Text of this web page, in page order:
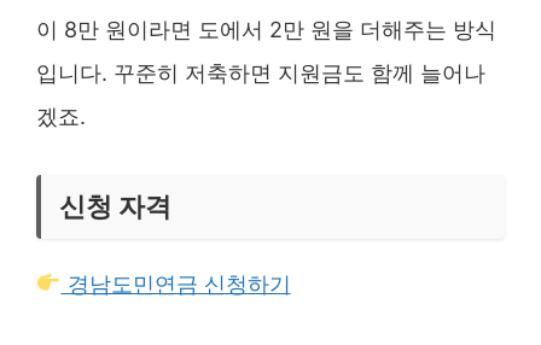
이 8만 원이라면 도에서 2만 원을 더해주는 방식
입니다. 꾸준히 저축하면 지원금도 함께 늘어나
겠죠.
신청 자격
경남도민연금 신청하기